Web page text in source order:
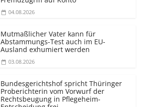
04.08.2026
Mutmaßlicher Vater kann für
Abstammungs-Test auch im EU-
Ausland exhumiert werden
03.08.2026
Bundesgerichtshof spricht Thüringer
Proberichterin vom Vorwurf der
Rechtsbeugung in Pflegeheim-